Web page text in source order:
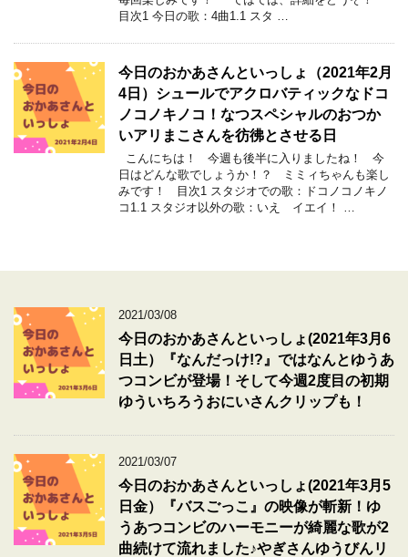
目次1 今日の歌：4曲1.1 スタ …
今日のおかあさんといっしょ（2021年2月
4日）シュールでアクロバティックなドコ
ノコノキノコ！なつスペシャルのおつか
いアリまこさんを彷彿とさせる日
こんにちは！ 今週も後半に入りましたね！ 今
日はどんな歌でしょうか！？ ミミィちゃんも楽し
みです！ 目次1 スタジオでの歌：ドコノコノキノ
コ1.1 スタジオ以外の歌：いえ イエイ！ …
2021/03/08
今日のおかあさんといっしょ(2021年3月6
日土）『なんだっけ!?』ではなんとゆうあ
つコンビが登場！そして今週2度目の初期
ゆういちろうおにいさんクリップも！
2021/03/07
今日のおかあさんといっしょ(2021年3月5
日金）『バスごっこ』の映像が斬新！ゆ
うあつコンビのハーモニーが綺麗な歌が2
曲続けて流れました♪やぎさんゆうびんリ